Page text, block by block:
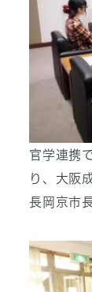
官学連携
り、大阪
長岡京市